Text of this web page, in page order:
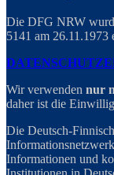
Die DFG NRW
5141 am 26.11.1973
Wir verwenden nur
daher ist die
Die Deutsch-
Informationen und